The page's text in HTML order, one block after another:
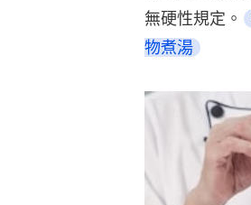
無硬性規定。
物煮湯